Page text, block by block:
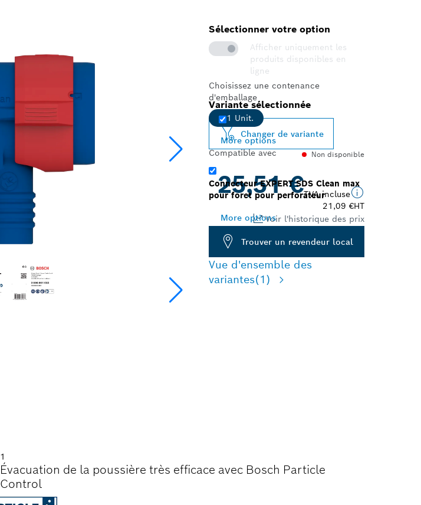
Sélectionner votre option
Afficher uniquement les
produits disponibles en
ligne
Choisissez une contenance
d'emballage
1 Unit.
More options
Compatible avec
Connecteur EXPERT SDS Clean max
pour foret pour perforateur
More options
Variante sélectionnée
Changer de variante
Non disponible
25,51 €TVA incluse
21,09 €HT
Voir l'historique des prix
Trouver un revendeur local
Vue d'ensemble des
variantes(1)
1
Évacuation de la poussière très efficace avec Bosch Particle
Control